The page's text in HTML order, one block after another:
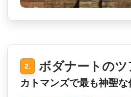
2. ボダナートのツ
カトマンズで最も神聖な